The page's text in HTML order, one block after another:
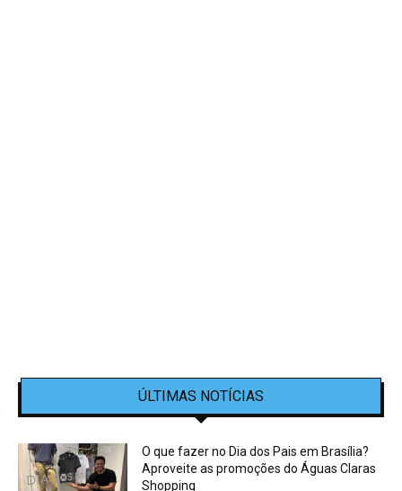
ÚLTIMAS NOTÍCIAS
O que fazer no Dia dos Pais em Brasília?
Aproveite as promoções do Águas Claras
Shopping